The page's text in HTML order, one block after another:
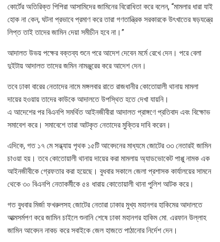
কোর্টের অতিরিক্ত পিপিরা আসামিদের জামিনের বিরোধিতা করে বলেন, “মামলার ধারা যাই
হোক না কেন, ঘটনা প্রভাবে প্রমাণ করে তারা গণতান্ত্রিক সরকারকে উৎখাতের ষড়যন্ত্রে
লিপ্ত তাই তাদের জামিন দেয়া সমীচীন হবে না।”
আদালত উভয় পক্ষের বক্তব্য শুনে পরে আদেশ দেবেন মর্মে রেখে দেন। পরে বেলা
দুইটায় আদালত তাদের জমিন নামঞ্জুরের করে আদেশ দেন।
তবে ঢাকা বারের নেতাদের নামে মঙ্গলবার রাতে রাজধানীর কোতোয়ালী থানায় মামলা
দায়ের হওয়ায় তাদের কাউকে আদালতে উপস্থিত হতে দেখা যায়নি।
এ আদেশের পর বিএনপি সমর্থিত আইনজীবীরা আদালত প্রাঙ্গণে প্রতিবাদ এবং বিক্ষোভ
সমাবেশ করে। সমাবেশে তারা আটকৃত নেতাদের মুক্তির দাবি করেন।
এদিকে, গত ১৭ মে সন্ধ্যায় পৃথক ১৫টি আবেদনের মাধ্যমে জোটের ৩৩ নেতারই জামিন
চাওয়া হয়। তবে কোতোয়ালী থানায় দায়ের করা মামলায় অ্যাডভোকেট পাপ্পু নামক এক
আইনজীবীকে গ্রেফতার করা হয়েছে। বুধবার সকালে জেলা প্রশাসক কার্যালয়ের সামনে
থেকে ৩০ বিএনপি নেতাকর্মীকে ৫৪ ধারায় কোতোয়ালী থানা পুলিশ আটক করে।
গত বুধবার মির্জা ফখরুলসহ জোটের নেতারা ঢাকার মুখ্য মহানগর হাকিমের আদালতে
আত্মসর্মপণ করে জামিন চাইলে শুনানি শেষে ঢাকা মহানগর হাকিম মো. এরফান উল্লাহ
জামিন আবেদন নাকচ করে সবাইকে জেল হাজতে পাঠানোর নির্দেশ দেন।